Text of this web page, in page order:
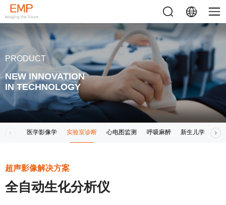
PRODUCT
NEW INNOVATION
IN TECHNOLOGY
医学影像学 实验室诊断 心电图监测 呼吸麻醉 新生儿学 其
超声影像解决方案
全自动生化分析仪